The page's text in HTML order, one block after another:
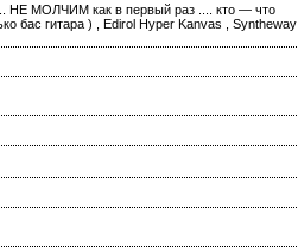
НЕ МОЛЧИМ как в первый раз .... кто — что
гитара ) , Edirol Hyper Kanvas , Syntheway